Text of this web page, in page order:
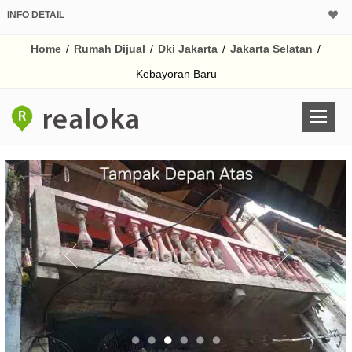
INFO DETAIL
Home / Rumah Dijual / Dki Jakarta / Jakarta Selatan /
Kebayoran Baru
Harga Rp
% /th
Untuk hasil simulasi
pada kotak-
Simpan